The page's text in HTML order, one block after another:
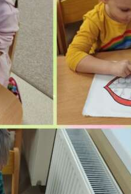
Školská jedáleň
Jedálny lístok
Kontakt
Ochrana osobných
údajov – GDPR
Vzdelávanie
zamestnancov